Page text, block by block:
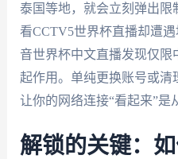
泰国等地，就会立刻弹出限
看CCTV5世界杯直播却遭
音世界杯中文直播发现仅
起作用。单纯更换账号或清
让你的网络连接“看起来”是
解锁的关键：